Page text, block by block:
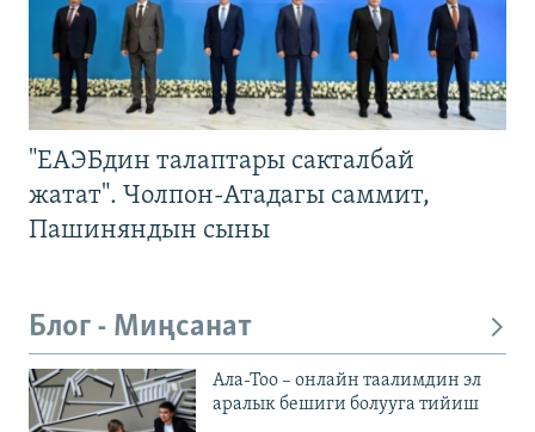
"ЕАЭБдин талаптары сакталбай
жатат". Чолпон-Атадагы саммит,
Пашиняндын сыны
Блог - Миңсанат
Ала-Тоо – онлайн таалимдин эл
аралык бешиги болууга тийиш